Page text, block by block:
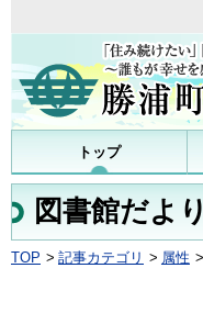
トップ
図書館だより
TOP 記事カテゴリ 属性